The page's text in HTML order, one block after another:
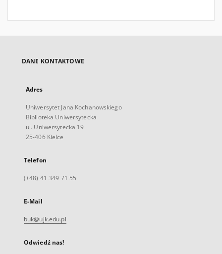
DANE KONTAKTOWE
Adres
Uniwersytet Jana Kochanowskiego
Biblioteka Uniwersytecka
ul. Uniwersytecka 19
25-406 Kielce
Telefon
(+48) 41 349 71 55
E-Mail
buk@ujk.edu.pl
Odwiedź nas!